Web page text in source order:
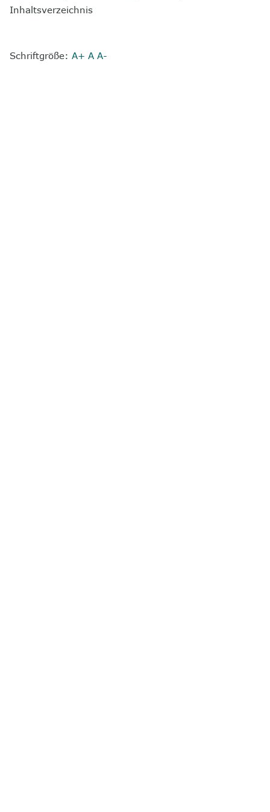
Inhaltsverzeichnis
Schriftgröße: A+ A A-